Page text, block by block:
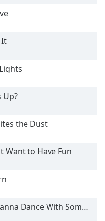
It
Up?
the Dust
Want to Have Fun
Dance With Somebody